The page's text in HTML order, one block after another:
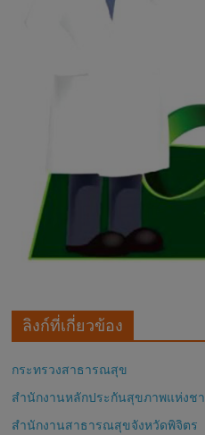
ลิงก์ที่เกี่ยวข้อง
กระทรวงสาธารณสุข
สำนักงานหลักประกันสุขภาพแห่งช
สำนักงานสาธารณสุขจังหวัดพิจิตร